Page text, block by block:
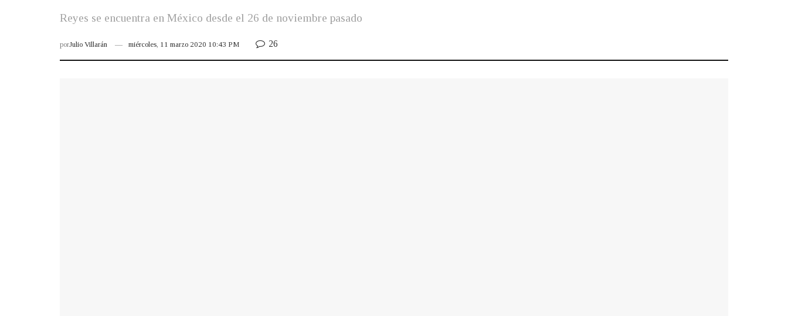
Reyes se encuentra en México desde el 26 de noviembre pasado
porJulio Villarán miércoles, 11 marzo 2020 10:43 PM 26